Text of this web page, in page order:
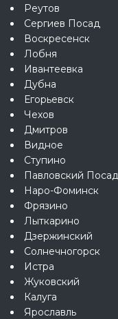
Реутов
Сергиев Посад
Воскресенск
Лобня
Ивантеевка
Дубна
Егорьевск
Чехов
Дмитров
Видное
Ступино
Павловский Посад
Наро-Фоминск
Фрязино
Лыткарино
Дзержинский
Солнечногорск
Истра
Жуковский
Калуга
Ярославль